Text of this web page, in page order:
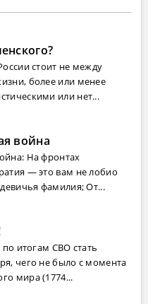
стоит не между
более или менее
или нет...
война
На фронтах
— это вам не лобио
фамилия; От...
по итогам СВО стать
чего не было с момента
мира (1774...